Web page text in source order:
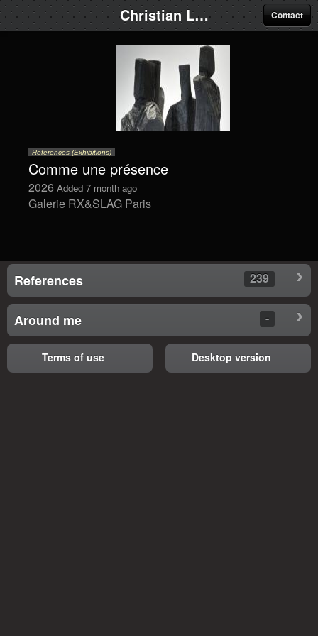
Christian Lapie Contact
References (Exhibitions)
Comme une présence
2026 Added 7 month ago
Galerie RX&SLAG Paris
References 239
Around me -
Terms of use Desktop version